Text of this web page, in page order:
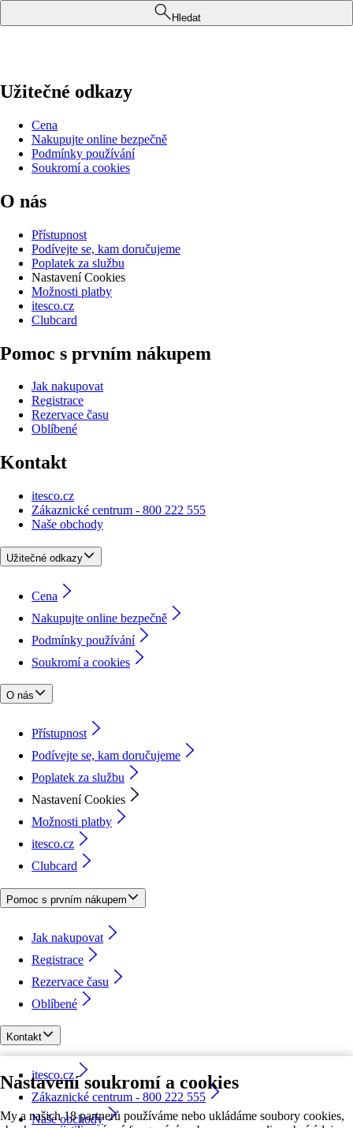
Nastavení soukromí a cookies
My a našich 18 partnerů používáme nebo ukládáme soubory cookies,
Hledat
Užitečné odkazy
Cena
Nakupujte online bezpečně
Podmínky používání
Soukromí a cookies
O nás
Přístupnost
Podívejte se, kam doručujeme
Poplatek za službu
Nastavení Cookies
Možnosti platby
itesco.cz
Clubcard
Pomoc s prvním nákupem
Jak nakupovat
Registrace
Rezervace času
Oblíbené
Kontakt
itesco.cz
Zákaznické centrum - 800 222 555
Naše obchody
Užitečné odkazy
Cena
Nakupujte online bezpečně
Podmínky používání
Soukromí a cookies
O nás
Přístupnost
Podívejte se, kam doručujeme
Poplatek za službu
Nastavení Cookies
Možnosti platby
itesco.cz
Clubcard
Pomoc s prvním nákupem
Jak nakupovat
Registrace
Rezervace času
Oblíbené
Kontakt
itesco.cz
Zákaznické centrum - 800 222 555
Naše obchody